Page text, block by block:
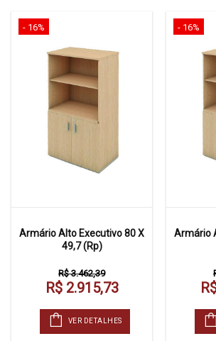
- 16%
Armário Alto Executivo 80 X
49,7 (Rp)
R$ 3.462,39
R$ 2.915,73
VER DETALHES
- 16%
Armário